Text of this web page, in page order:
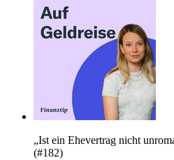
„Ist ein Ehevertrag nicht
(#182)